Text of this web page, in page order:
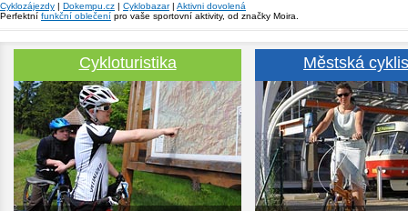
Cyklozájezdy | Dokempu.cz | Cyklobazar| Aktivni dovolená
Perfektní funkční oblečení pro vaše sportovní aktivity, od značky Moira.
Cykloturistika Městská